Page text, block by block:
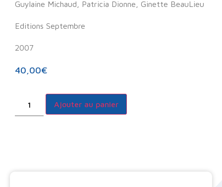
Guylaine Michaud, Patricia Dionne, Ginette BeauLieu
Editions Septembre
2007
40,00€
Ajouter au panier